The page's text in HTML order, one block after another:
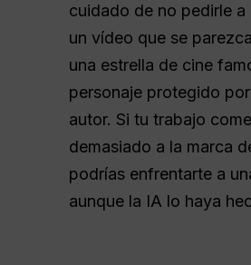
cuidado de no pedirle a
un vídeo que se
una estrella de cine
personaje protegido
autor. Si tu trabajo
demasiado a la marca
podrías enfrentarte a
aunque la IA lo haya